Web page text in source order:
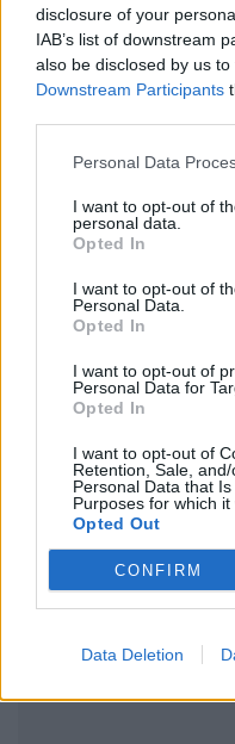
disclosure of your
IAB’s list of downstream
also be disclosed by us
Downstream Participants
Personal Data
I want to opt-out of
personal data.
Opted In
I want to opt-out of
Personal Data.
Opted In
I want to opt-out of
Personal Data for
Opted In
I want to opt-out of
Retention, Sale,
Personal Data that
Purposes for which it
Opted Out
CONFIRM
Data Deletion
μάθετε πρώτοιτα
Ακολουθήστε το